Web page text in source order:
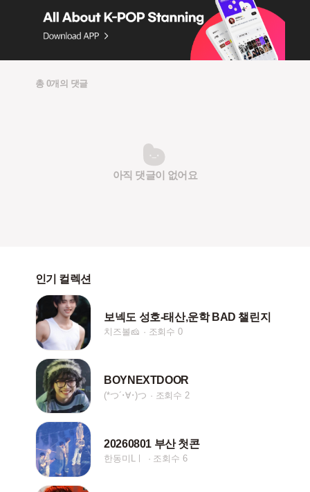
총 0개의 댓글
아직 댓글이 없어요
인기 컬렉션
보넥도 성호-태산,운학 BAD 챌린지
치즈볼🧀 조회수 0
BOYNEXTDOOR
(*つ´･∀･)つ 조회수 2
20260801 부산 첫콘
한동미Lㅣ 조회수 6